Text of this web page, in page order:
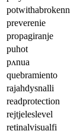
potwithabrokenn
preverenie
propagiranje
puhot
pʌnua
quebramiento
rajahdysnalli
readprotection
rejtjeleslevel
retinalvisualfi